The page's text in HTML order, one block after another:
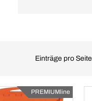
Einträge pro Seite
PREMIUMline